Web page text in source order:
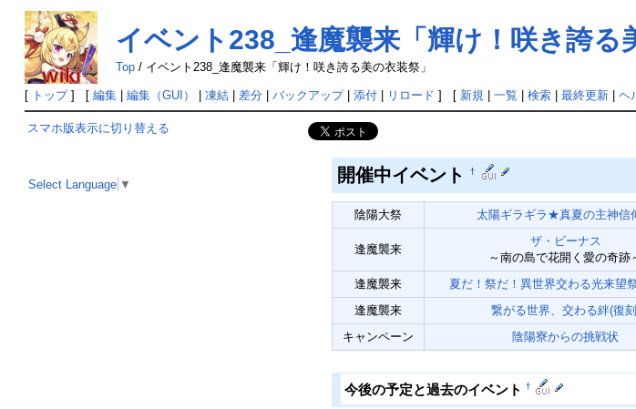
イベント238_逢魔襲来「輝け！咲き誇る
Top/ イベント238_逢魔襲来「輝け！咲き誇る美の衣装祭」
[ トップ] [ 編集| 編集（GUI） 凍結| 差分| バックアップ| 添付| リロード ] [ 新規| 一覧 検索| 最終更新| ヘ
スマホ版表示に切り替える
Select Language ▼ 開催中イベント †
陰陽大祭 太陽ギラギラ★真夏の主神信
逢魔襲来
ザ・ビーナス
～南の島で花開く愛の奇跡
逢魔襲来 夏だ！祭だ！異世界交わる光来望
逢魔襲来
繋がる世界、交わる絆(復
キャンペーン
陰陽寮からの挑戦状
今後の予定と過去のイベント†